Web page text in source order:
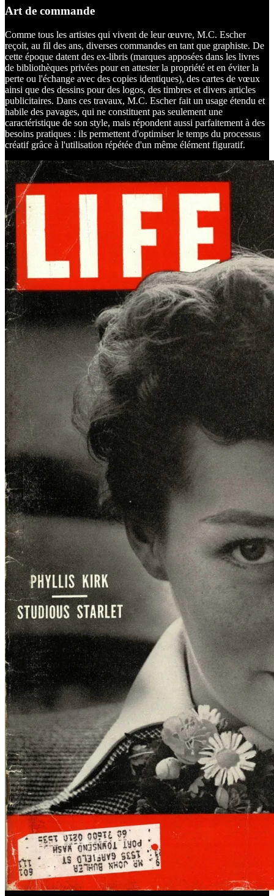
Art de commande
Comme tous les artistes qui vivent de leur œuvre, M.C. Escher
reçoit, au fil des ans, diverses commandes en tant que graphiste. De
cette époque datent des ex-libris (marques apposées dans les livres
de bibliothèques privées pour en attester la propriété et en éviter la
perte ou l'échange avec des copies identiques), des cartes de vœux
ainsi que des dessins pour des logos, des timbres et divers articles
publicitaires. Dans ces travaux, M.C. Escher fait un usage étendu et
habile des pavages, qui ne constituent pas seulement une
caractéristique de son style, mais répondent aussi parfaitement à des
besoins pratiques : ils permettent d'optimiser le temps du processus
créatif grâce à l'utilisation répétée d'un même élément figuratif.